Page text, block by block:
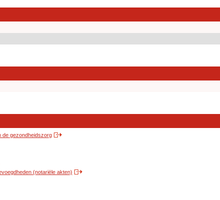
de gezondheidszorg
(notariële akten)